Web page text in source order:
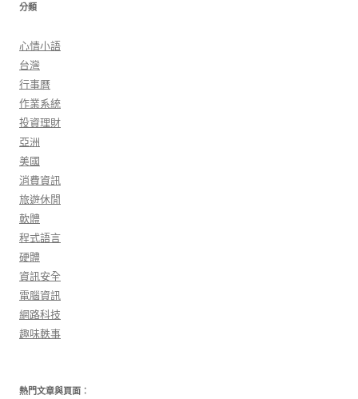
分類
心情小語
台灣
行事曆
作業系統
投資理財
亞洲
美國
消費資訊
旅遊休閒
軟體
程式語言
硬體
資訊安全
電腦資訊
網路科技
趣味軼事
熱門文章與頁面︰